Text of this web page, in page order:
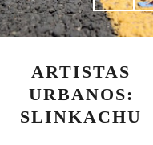
ARTISTAS
URBANOS:
SLINKACHU